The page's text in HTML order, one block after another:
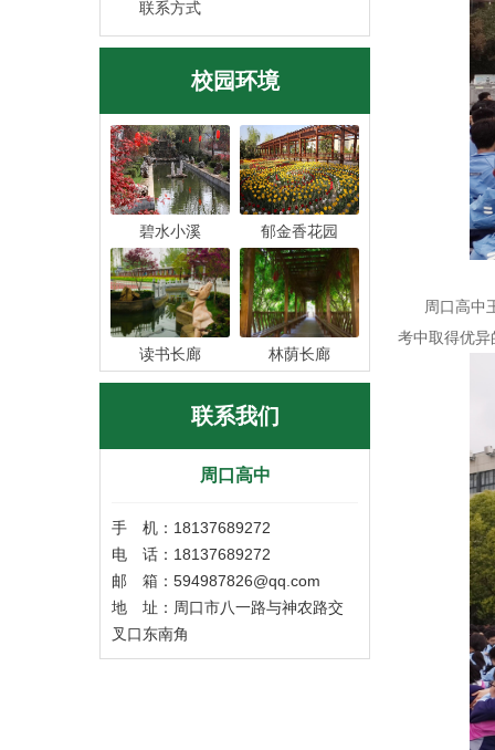
联系方式
校园环境
碧水小溪 郁金香花园
读书长廊 林荫长廊
联系我们
周口高中
手 机：18137689272
电 话：18137689272
邮 箱：594987826@qq.com
地 址：周口市八一路与神农路交
叉口东南角
周口高中王
考中取得优异